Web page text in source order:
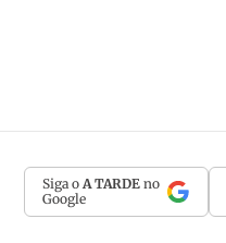
Siga o A TARDE no
Google